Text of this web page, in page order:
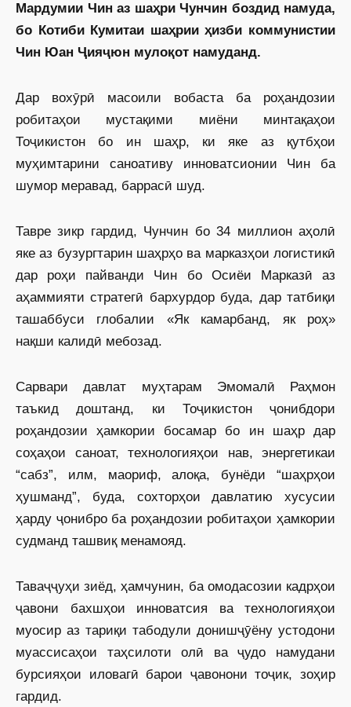
Мардумии Чин аз шаҳри Чунчин боздид намуда,
бо Котиби Кумитаи шаҳрии ҳизби коммунистии
Чин Юан Ҷияҷюн мулоқот намуданд.
Дар вохӯрӣ масоили вобаста ба роҳандозии
робитаҳои мустақими миёни минтақаҳои
Тоҷикистон бо ин шаҳр, ки яке аз қутбҳои
муҳимтарини саноативу инноватсионии Чин ба
шумор меравад, баррасӣ шуд.
Тавре зикр гардид, Чунчин бо 34 миллион аҳолӣ
яке аз бузургтарин шаҳрҳо ва марказҳои логистикӣ
дар роҳи пайванди Чин бо Осиёи Марказӣ аз
аҳаммияти стратегӣ бархурдор буда, дар татбиқи
ташаббуси глобалии «Як камарбанд, як роҳ»
нақши калидӣ мебозад.
Сарвари давлат муҳтарам Эмомалӣ Раҳмон
таъкид доштанд, ки Тоҷикистон ҷонибдори
роҳандозии ҳамкории босамар бо ин шаҳр дар
соҳаҳои саноат, технологияҳои нав, энергетикаи
“сабз”, илм, маориф, алоқа, бунёди “шаҳрҳои
ҳушманд”, буда, сохторҳои давлатию хусусии
ҳарду ҷонибро ба роҳандозии робитаҳои ҳамкории
судманд ташвиқ менамояд.
Таваҷҷуҳи зиёд, ҳамчунин, ба омодасозии кадрҳои
ҷавони бахшҳои инноватсия ва технологияҳои
муосир аз тариқи табодули донишҷӯёну устодони
муассисаҳои таҳсилоти олӣ ва ҷудо намудани
бурсияҳои иловагӣ барои ҷавонони тоҷик, зоҳир
гардид.